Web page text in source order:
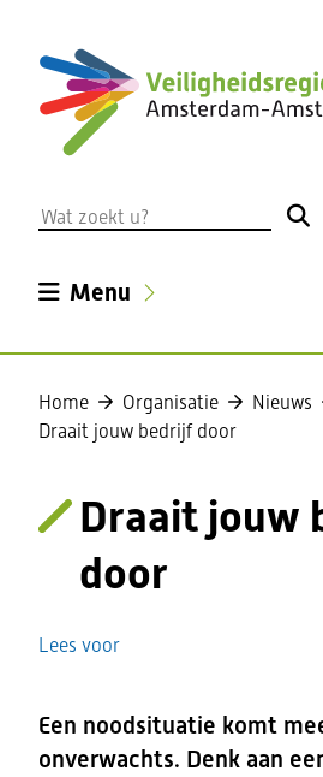
de
Menu Uitklappen
Wat
zoekt
Home Organisatie
Nieuws
Draait jouw bedrijf door
Draait jouw
door
Lees voor
Een noodsituatie komt
onverwachts. Denk aan